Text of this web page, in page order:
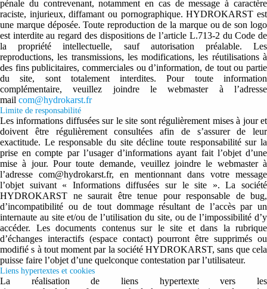
pénale du contrevenant, notamment en cas de message à caractère
raciste, injurieux, diffamant ou pornographique. HYDROKARST est
une marque déposée. Toute reproduction de la marque ou de son logo
est interdite au regard des dispositions de l’article L.713-2 du Code de
la propriété intellectuelle, sauf autorisation préalable. Les
reproductions, les transmissions, les modifications, les réutilisations à
des fins publicitaires, commerciales ou d’information, de tout ou partie
du site, sont totalement interdites. Pour toute information
complémentaire, veuillez joindre le webmaster à l’adresse
mail com@hydrokarst.fr
Limite de responsabilité
Les informations diffusées sur le site sont régulièrement mises à jour et
doivent être régulièrement consultées afin de s’assurer de leur
exactitude. Le responsable du site décline toute responsabilité sur la
prise en compte par l’usager d’informations ayant fait l’objet d’une
mise à jour. Pour toute demande, veuillez joindre le webmaster à
l’adresse com@hydrokarst.fr, en mentionnant dans votre message
l’objet suivant « Informations diffusées sur le site ». La société
HYDROKARST ne saurait être tenue pour responsable de bug,
d’incompatibilité ou de tout dommage résultant de l’accès par un
internaute au site et/ou de l’utilisation du site, ou de l’impossibilité d’y
accéder. Les documents contenus sur le site et dans la rubrique
d’échanges interactifs (espace contact) pourront être supprimés ou
modifié s à tout moment par la société HYDROKARST, sans que cela
puisse faire l’objet d’une quelconque contestation par l’utilisateur.
Liens hypertextes et cookies
La réalisation de liens hypertexte vers les